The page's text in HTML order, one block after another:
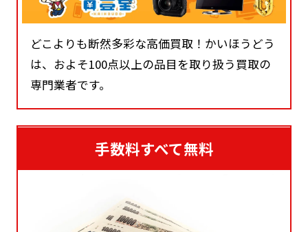
どこよりも断然多彩な高価買取！かいほうどう
は、およそ100点以上の品目を取り扱う買取の
専門業者です。
手数料すべて無料